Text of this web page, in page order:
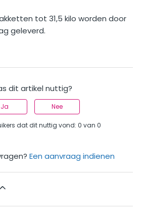
tot 31,5 kilo worden door
geleverd.
dit artikel nuttig?
Ja Nee
dat dit nuttig vond: 0 van 0
Een aanvraag indienen